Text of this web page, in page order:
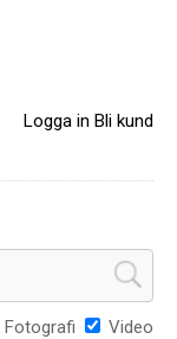
Logga in Bli kund
Fotografi Video